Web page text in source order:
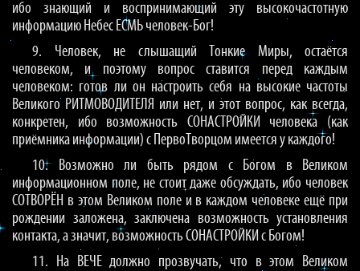
ибо знающий и воспринимающий эту высокочастотную
информацию Небес ЕСМЬ человек-Бог!
9. Человек, не слышащий Тонкие Миры, остаётся
человеком, и поэтому вопрос ставится перед каждым
человеком: готов ли он настроить себя на высокие частоты
Великого РИТМОВОДИТЕЛЯ или нет, и этот вопрос, как всегда,
конкретен, ибо возможность СОНАСТРОЙКИ человека (как
приёмника информации) с ПервоТворцом имеется у каждого!
10. Возможно ли быть рядом с Богом в Великом
информационном поле, не стоит даже обсуждать, ибо человек
СОТВОРЁН в этом Великом поле и в каждом человеке ещё при
рождении заложена, заключена возможность установления
контакта, а значит, возможность СОНАСТРОЙКИ с Богом!
11. На ВЕЧЕ должно прозвучать, что в этом Великом